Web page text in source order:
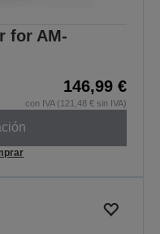
for AM-
146,99 €
con IVA (121,48 € sin IVA)